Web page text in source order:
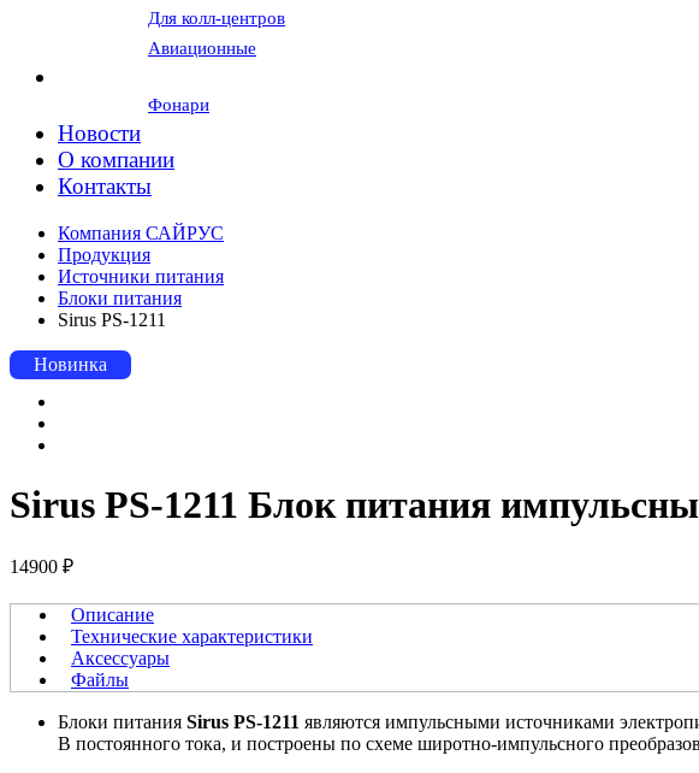
Для колл-центров
Авиационные
Фонари
Новости
О компании
Контакты
Компания САЙРУС
Продукция
Источники питания
Блоки питания
Sirus PS-1211
Новинка
Sirus PS-1211 Блок питания
14900 ₽
Описание
Технические характеристики
Аксессуары
Файлы
Блоки питания Sirus PS-1211 являются импульсными источниками
В постоянного тока, и построены по схеме широтно-импульсного